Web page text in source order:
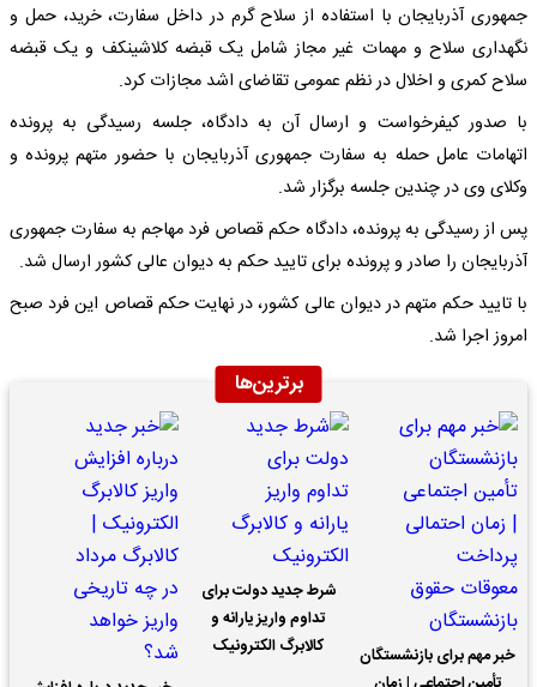
جمهوری آذربایجان با استفاده از سلاح گرم در داخل سفارت، خرید، حمل و
نگهداری سلاح و مهمات غیر مجاز شامل یک قبضه کلاشینکف و یک قبضه
سلاح کمری و اخلال در نظم عمومی تقاضای اشد مجازات کرد.
با صدور کیفرخواست و ارسال آن به دادگاه، جلسه رسیدگی به پرونده
اتهامات عامل حمله به سفارت جمهوری آذربایجان با حضور متهم پرونده و
وکلای وی در چندین جلسه برگزار شد.
پس از رسیدگی به پرونده، دادگاه حکم قصاص فرد مهاجم به سفارت جمهوری
آذربایجان را صادر و پرونده برای تایید حکم به دیوان عالی کشور ارسال شد.
با تایید حکم متهم در دیوان عالی کشور، در نهایت حکم قصاص این فرد صبح
امروز اجرا شد.
برترین‌ها
خبر مهم برای بازنشستگان
شرط جدید دولت برای
تداوم واریز یارانه و
کالابرگ الکترونیک